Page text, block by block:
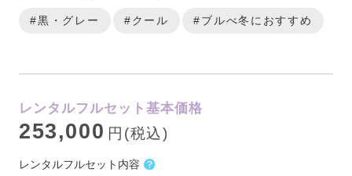
#黒・グレー #クール #ブルべ冬におすすめ
レンタルフルセット基本価格
253,000 円(税込)
レンタルフルセット内容